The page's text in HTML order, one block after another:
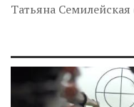
Татьяна